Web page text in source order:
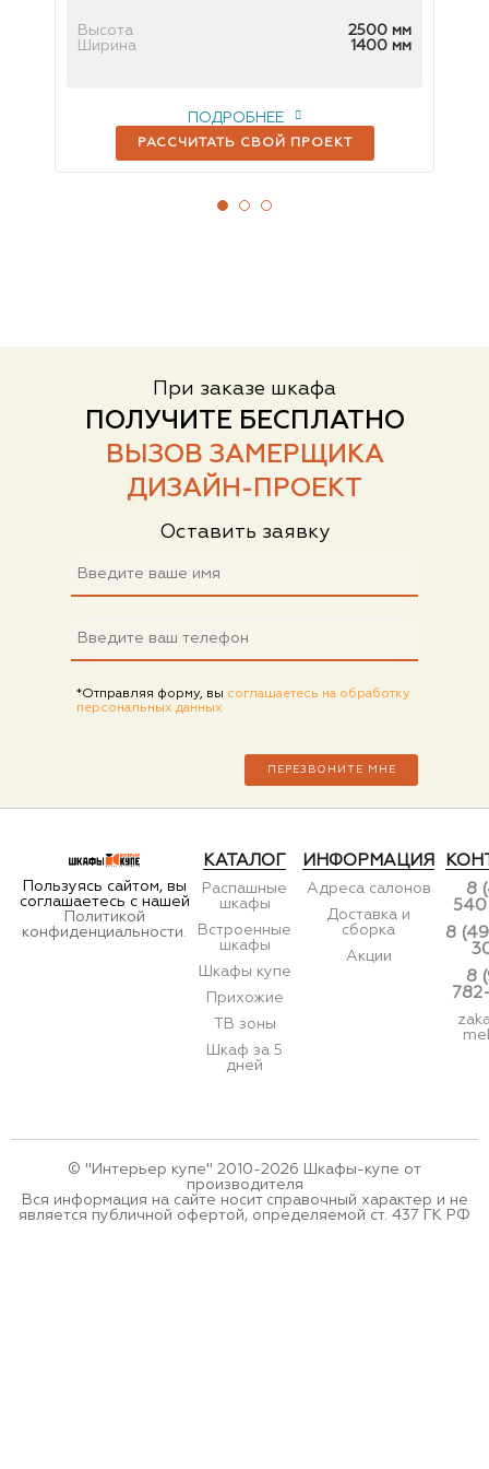
Высота
2500 мм
Ширина
1400 мм
РАССЧИТАТЬ СВОЙ ПРОЕКТ
ПОДРОБНЕЕ
При заказе шкафа
ПОЛУЧИТЕ БЕСПЛАТНО
ВЫЗОВ ЗАМЕРЩИКА
ДИЗАЙН-ПРОЕКТ
Оставить заявку
*Отправляя форму, вы соглашаетесь на обработку
персональных данных
Пользуясь сайтом, вы
соглашаетесь с нашей
Политикой
конфиденциальности.
КАТАЛОГ
Распашные
шкафы
Встроенные
шкафы
Шкафы купе
Прихожие
ТВ зоны
Шкаф за 5
дней
ИНФОРМАЦИЯ
Адреса салонов
Доставка и
сборка
Акции
8
8
8
© "Интерьер купе" 2010-2026 Шкафы-купе от
производителя
Вся информация на сайте носит справочный характер и не
является публичной офертой, определяемой ст. 437 ГК РФ